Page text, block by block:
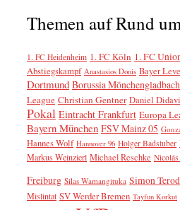
Themen auf Rund
1. FC Heidenheim 1. FC Köln 1. FC
Abstiegskampf Anastasios Donis Bayer
Dortmund Borussia Mönchengladbach
League Christian Gentner Daniel Didavi
Pokal Eintracht Frankfurt Europa
Bayern München FSV Mainz 05
Hannes Wolf Hannover 96 Holger Badstuber
Markus Weinzierl Michael Reschke Nicolás
Freiburg Silas Wamangituka Simon
Mislintat SV Werder Bremen Tayfun Korkut